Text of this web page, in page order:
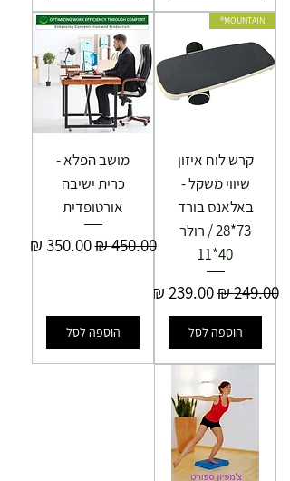
MOUNTAIN®
קרש לוח איזון
שיווי משקל -
באלאנס בורד
73*28 / רולר
40*11
מחיר רגיל‏249.00 ‏₪ מחיר מבצע‏239.00 ‏₪
הוספה לסל
מושב הפלא -
כרית ישיבה
אורטופדית
מחיר רגיל‏450.00 ‏₪ מחיר מבצע‏350.00 ‏₪
הוספה לסל